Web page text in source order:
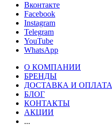
Вконтакте
Facebook
Instagram
Telegram
YouTube
WhatsApp
О КОМПАНИИ
БРЕНДЫ
ДОСТАВКА И ОПЛАТА
БЛОГ
КОНТАКТЫ
АКЦИИ
...